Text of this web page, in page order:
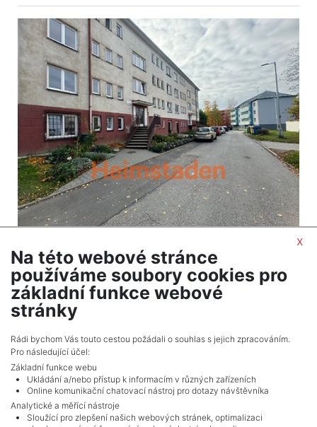
Pronájem bytu / 1+1 / 39 m
Mizerov - Karviná
6 200 Kč (za měsíc) Cena + služby 3020, kauce
12400, + adm. poplatek 2000
Celkem10inzerátů.
x
Na této webové stránce
používáme soubory cookies pro
základní funkce webové
stránky
Rádi bychom Vás touto cestou požádali o souhlas s jejich zpracováním.
Pro následující účel:
Základní funkce webu
Ukládání a/nebo přístup k informacím v různých zařízeních
Online komunikační chatovací nástroj pro dotazy návštěvníka
Analytické a měřící nástroje
Sloužící pro zlepšení našich webových stránek, optimalizaci